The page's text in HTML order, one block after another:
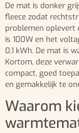
De mat is donker
fleece zodat
problemen oplevert
is 100W en het
0,1 kWh. De mat is
Kortom, deze
compact, goed
en gemakkelijk te
Waarom